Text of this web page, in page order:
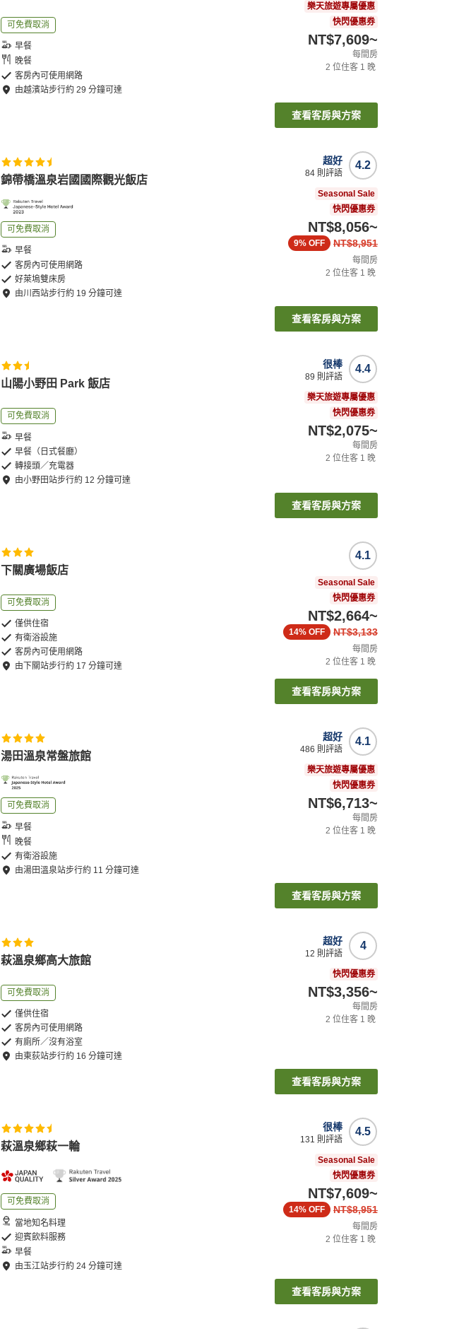
可免費取消
早餐
晚餐
客房內可使用網路
由越濱站步行約29 分鐘可達
樂天旅遊專屬優惠
快閃優惠券
NT$7,609~
每間房
2 位住客 1 晚
查看客房與方案
錦帶橋溫泉岩國國際觀光飯店
可免費取消
早餐
客房內可使用網路
好萊塢雙床房
由川西站步行約 19 分鐘可達
4.2
超好
84 則評語
Seasonal Sale
快閃優惠券
NT$8,056~
NT$8,951
9% OFF
每間房
2 位住客 1 晚
查看客房與方案
山陽小野田 Park 飯店
可免費取消
早餐
早餐（日式餐廳）
轉接頭／充電器
由小野田站步行約 12 分鐘可達
4.4
很棒
89 則評語
樂天旅遊專屬優惠
快閃優惠券
NT$2,075~
每間房
2 位住客 1 晚
查看客房與方案
下關廣場飯店
可免費取消
僅供住宿
有衛浴設施
客房內可使用網路
由 下關站步行約 17 分鐘可達
4.1
Seasonal Sale
快閃優惠券
NT$2,664~
NT$3,133
14% OFF
每間房
2 位住客 1 晚
查看客房與方案
湯田溫泉常盤旅館
可免費取消
早餐
晚餐
有衛浴設施
由湯田溫泉站步行約 11 分鐘可達
4.1
超好
486 則評語
樂天旅遊專屬優惠
快閃優惠券
NT$6,713~
每間房
2 位住客 1 晚
查看客房與方案
萩溫泉鄉高大旅館
可免費取消
僅供住宿
客房內可使用網路
有廁所／沒有浴室
由東荻站步行約 16 分鐘可達
4
超好
12 則評語
快閃優惠券
NT$3,356~
每間房
2 位住客 1 晚
查看客房與方案
萩溫泉鄉萩一輪
可免費取消
當地知名料理
迎賓飲料服務
早餐
由玉江站步行約24 分鐘可達
4.5
很棒
131 則評語
Seasonal Sale
快閃優惠券
NT$7,609~
NT$8,951
14% OFF
每間房
2 位住客 1 晚
查看客房與方案